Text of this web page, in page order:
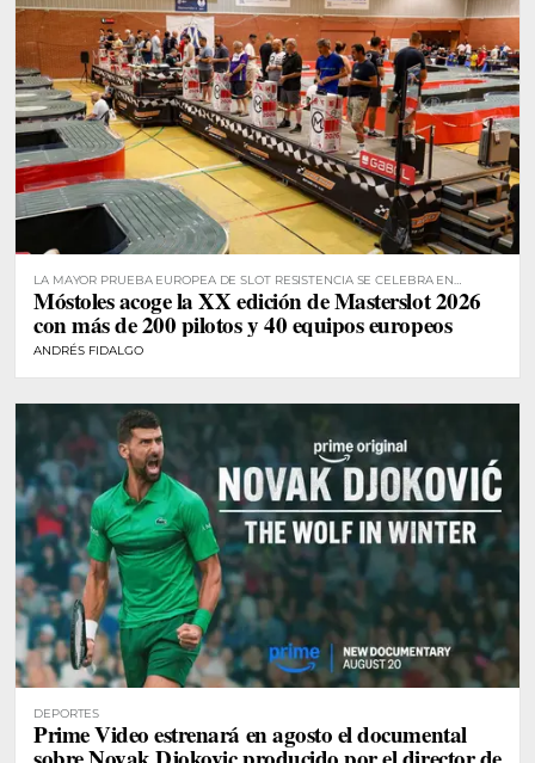
LA MAYOR PRUEBA EUROPEA DE SLOT RESISTENCIA SE CELEBRA EN
MÓSTOLES
Móstoles acoge la XX edición de Masterslot 2026
con más de 200 pilotos y 40 equipos europeos
ANDRÉS FIDALGO
DEPORTES
Prime Video estrenará en agosto el documental